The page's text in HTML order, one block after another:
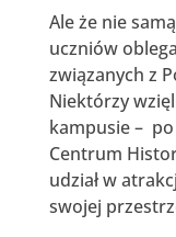
Ale że nie
uczniów
związanych z
Niektórzy
kampusie –
Centrum
udział w
swojej